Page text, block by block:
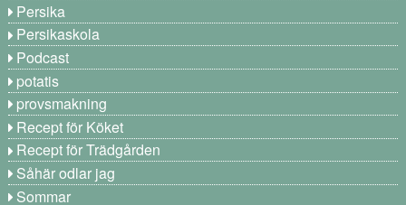
Persika
Persikaskola
Podcast
potatis
provsmakning
Recept för Köket
Recept för Trädgården
Såhär odlar jag
Sommar